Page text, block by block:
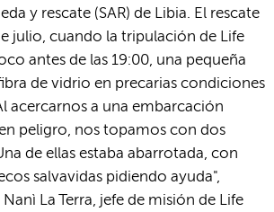
y rescate (SAR) de Libia. El rescate
julio, cuando la tripulación de Life
antes de las 19:00, una pequeña
de vidrio en precarias condiciones
acercarnos a una embarcación
peligro, nos topamos con dos
de ellas estaba abarrotada, con
salvavidas pidiendo ayuda",
La Terra, jefe de misión de Life